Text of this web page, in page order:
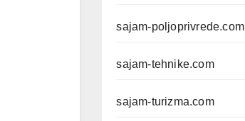
sajam-poljoprivrede.com
sajam-tehnike.com
sajam-turizma.com